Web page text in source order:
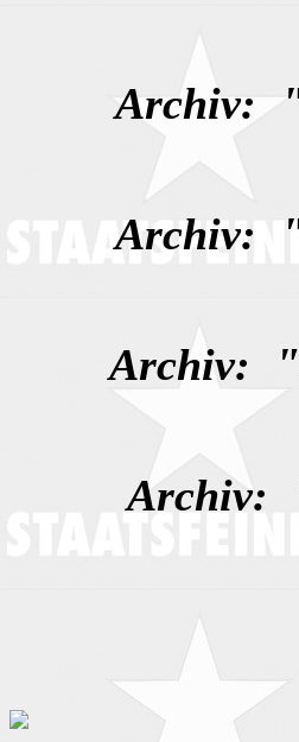
Archiv:
Archiv:
Archiv: "
Archiv: